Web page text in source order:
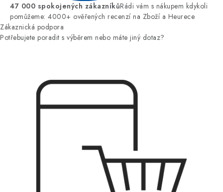
47 000 spokojených zákazníkůRádi vám s nákupem kdykoli
pomůžeme: 4000+ ověřených recenzí na Zboží a Heurece
Zákaznická podpora
Potřebujete poradit s výběrem nebo máte jiný dotaz?